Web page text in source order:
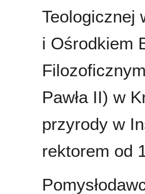
Teologicznej
i Ośrodkiem
Pawła II) w
przyrody w
rektorem od